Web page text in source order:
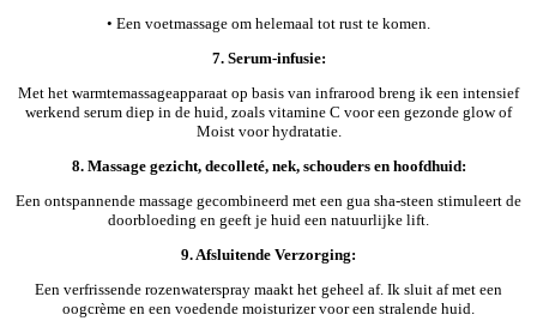
• Een voetmassage om helemaal tot rust te komen.
7. Serum-infusie:
Met het warmtemassageapparaat op basis van infrarood breng ik een intensief
werkend serum diep in de huid, zoals vitamine C voor een gezonde glow of
Moist voor hydratatie.
8. Massage gezicht, decolleté, nek, schouders en hoofdhuid:
Een ontspannende massage gecombineerd met een gua sha-steen stimuleert de
doorbloeding en geeft je huid een natuurlijke lift.
9. Afsluitende Verzorging:
Een verfrissende rozenwaterspray maakt het geheel af. Ik sluit af met een
oogcrème en een voedende moisturizer voor een stralende huid.